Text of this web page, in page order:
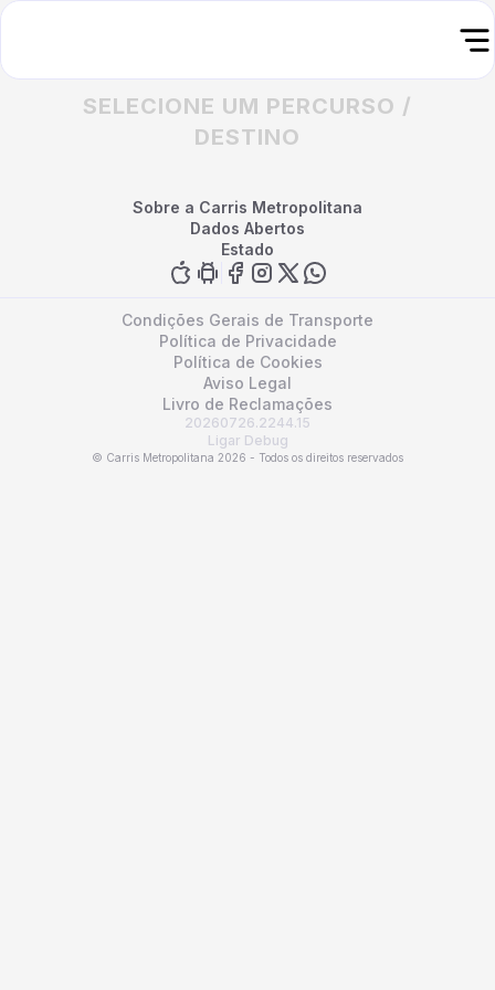
SELECIONE UM PERCURSO /
DESTINO
Sobre a Carris Metropolitana
Dados Abertos
Estado
Condições Gerais de Transporte
Política de Privacidade
Política de Cookies
Aviso Legal
Livro de Reclamações
20260726.2244.15
Ligar Debug
© Carris Metropolitana 2026 - Todos os direitos reservados